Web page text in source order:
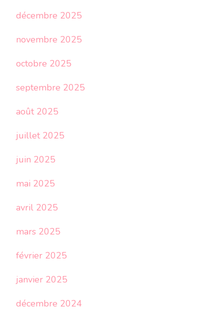
décembre 2025
novembre 2025
octobre 2025
septembre 2025
août 2025
juillet 2025
juin 2025
mai 2025
avril 2025
mars 2025
février 2025
janvier 2025
décembre 2024